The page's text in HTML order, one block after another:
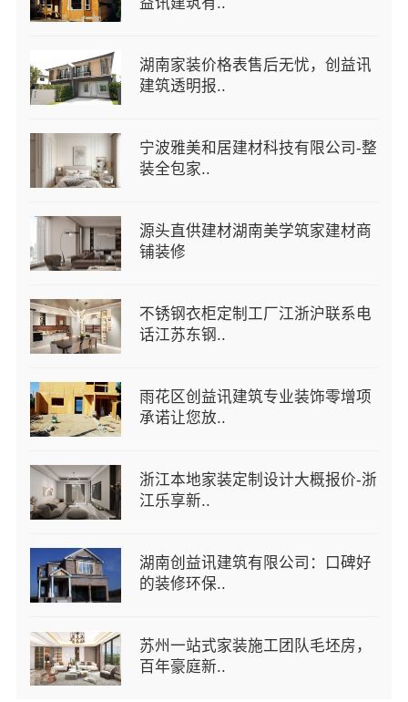
湖南家装价格表售后无忧，创益讯
建筑透明报..
宁波雅美和居建材科技有限公司-整
装全包家..
源头直供建材湖南美学筑家建材商
铺装修
不锈钢衣柜定制工厂江浙沪联系电
话江苏东钢..
雨花区创益讯建筑专业装饰零增项
承诺让您放..
浙江本地家装定制设计大概报价-浙
江乐享新..
湖南创益讯建筑有限公司：口碑好
的装修环保..
苏州一站式家装施工团队毛坯房，
百年豪庭新..